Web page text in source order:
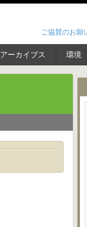
ご協賛のお願
アーカイブス 環境